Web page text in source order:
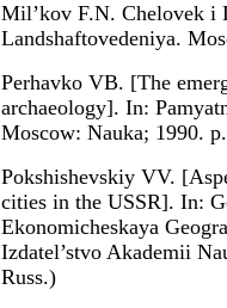
Mil’kov F.N. Chelovek i
Landshaftovedeniya.
Perhavko VB. [The
archaeology]. In:
Мoscow: Nauka; 1990.
Pokshishevskiy VV.
cities in the USSR]. In:
Ekonomicheskaya
Izdatel’stvo Akademii
Russ.)